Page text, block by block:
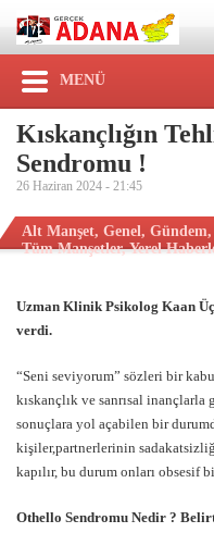
MENÜ
Kıskançlığın
Sendromu !
26 Haziran 2024 - 21:45
Alt Manşet, Genel, Gündem,
Tüm Manşetler,Yerel
Uzman Klinik Psikolog Kaan
verdi.
“Seni seviyorum” sözleri bir
kıskançlık ve sanrısal
sonuçlara yol açabilen bir
kişiler,partnerlerinin
kapılır, bu durum onları obsesif
Othello Sendromu Nedir ?